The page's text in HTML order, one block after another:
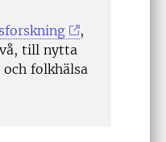
,
till nytta
folkhälsa